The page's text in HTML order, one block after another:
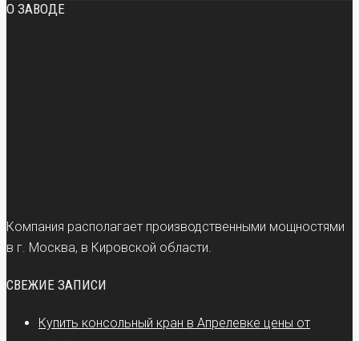
О ЗАВОДЕ
Компания располагает производственными мощностями
в г. Москва, в Кировской области.
СВЕЖИЕ ЗАПИСИ
Купить консольный кран в Апрелевке цены от